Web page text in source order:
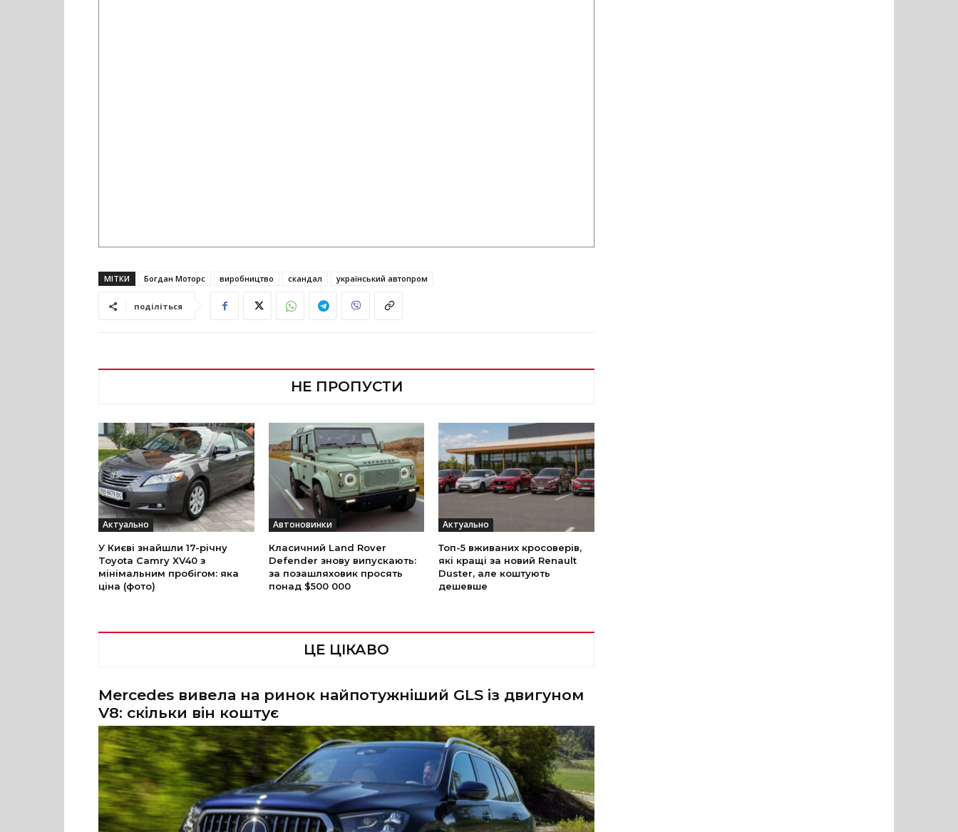
МІТКИ Богдан Моторс виробництво скандал український автопром
поділіться
НЕ ПРОПУСТИ
Актуально
У Києві знайшли 17-річну
Toyota Camry XV40 з
мінімальним пробігом: яка
ціна (фото)
Автоновинки
Класичний Land Rover
Defender знову випускають:
за позашляховик просять
понад $500 000
Актуально
Топ-5 вживаних кросоверів,
які кращі за новий Renault
Duster, але коштують
дешевше
ЦЕ ЦІКАВО
Mercedes вивела на ринок найпотужніший GLS із двигуном
V8: скільки він коштує